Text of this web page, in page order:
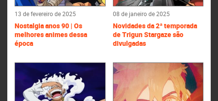
13 de fevereiro de 2025
Nostalgia anos 90 | Os
melhores animes dessa
época
08 de janeiro de 2025
Novidades da 2ª temporada
de Trigun Stargaze são
divulgadas